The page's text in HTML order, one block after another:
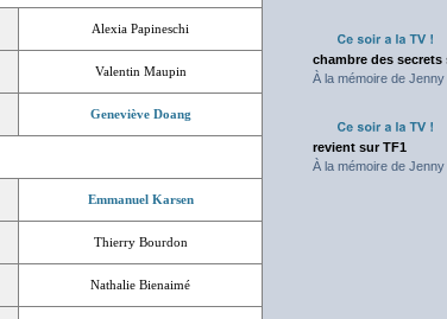
Alexia Papineschi
Valentin Maupin
Geneviève Doang
Emmanuel Karsen
Thierry Bourdon
Nathalie Bienaimé
chambre des secrets
À la mémoire de
revient sur TF1
À la mémoire de